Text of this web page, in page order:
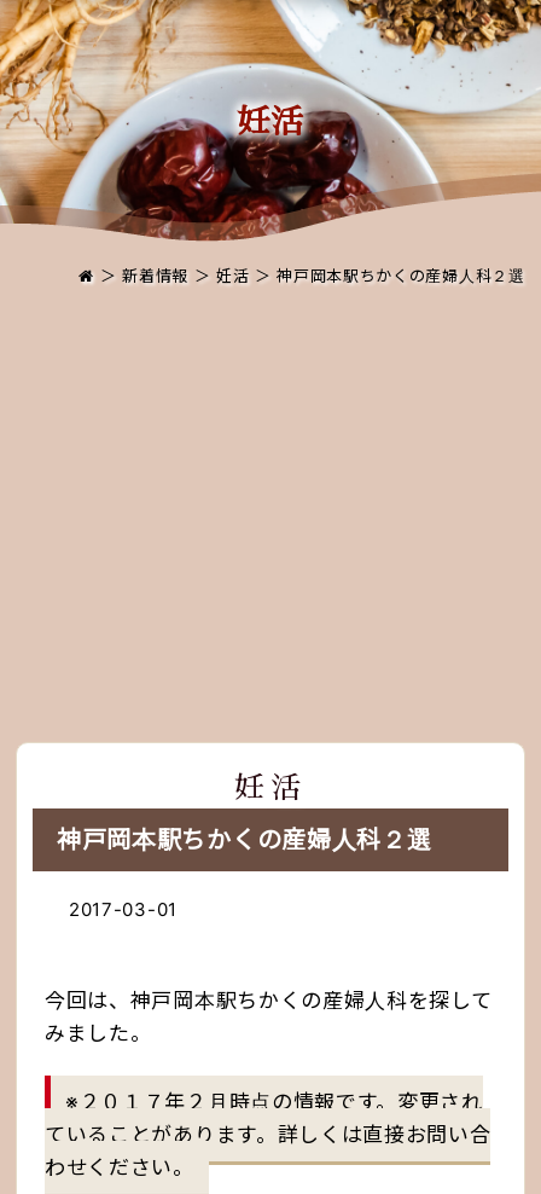
妊活
＞新着情報＞ 妊活 ＞ 神戸岡本駅ちかくの産婦人科２選
妊活
神戸岡本駅ちかくの産婦人科２選
2017-03-01
今回は、神戸岡本駅ちかくの産婦人科を探して
みました。
※２０１７年２月時点の情報です。変更され
ていることがあります。詳しくは直接お問い合
わせください。